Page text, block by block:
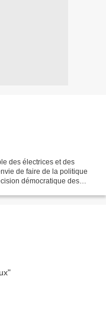
des électrices et des
de faire de la politique
démocratique des